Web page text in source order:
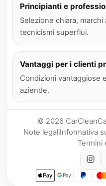
Principianti e
Selezione chiara,
tecnicismi superflui.
Vantaggi per i clienti
Condizioni vantaggiose
aziende.
© 2026
Note legaliInformativa
Termini
Apple PayGoogle Pay
PayPal